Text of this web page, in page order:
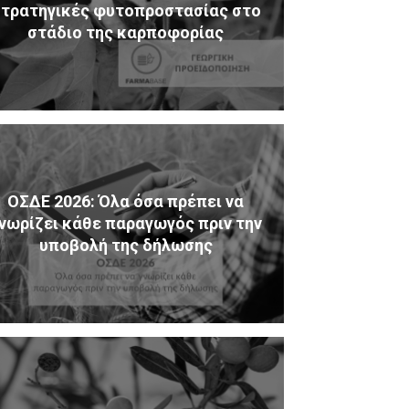
φυτοπροστασίας στο
στάδιο της καρποφορίας
ΟΣΔΕ 2026: Όλα όσα πρέπει να
κάθε παραγωγός πριν την
υποβολή της δήλωσης